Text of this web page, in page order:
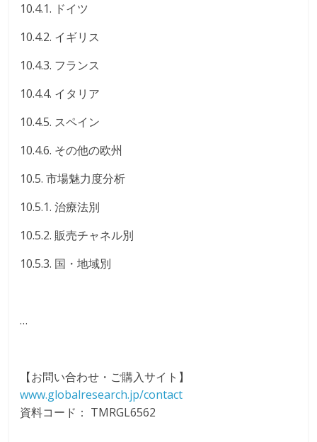
10.4.1. ドイツ
10.4.2. イギリス
10.4.3. フランス
10.4.4. イタリア
10.4.5. スペイン
10.4.6. その他の欧州
10.5. 市場魅力度分析
10.5.1. 治療法別
10.5.2. 販売チャネル別
10.5.3. 国・地域別
…
【お問い合わせ・ご購入サイト】
www.globalresearch.jp/contact
資料コード： TMRGL6562